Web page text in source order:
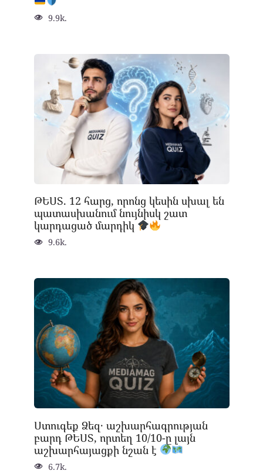
9.9k.
ԹԵՍՏ. 12 հարց, որոնց կեսին սխալ են
պատասխանում նույնիսկ շատ
կարդացած մարդիկ
9.6k.
Ստուգեք Ձեզ․ աշխարհագրության
բարդ ԹԵՍՏ, որտեղ 10/10-ը լայն
աշխարհայացքի նշան է
6.7k.